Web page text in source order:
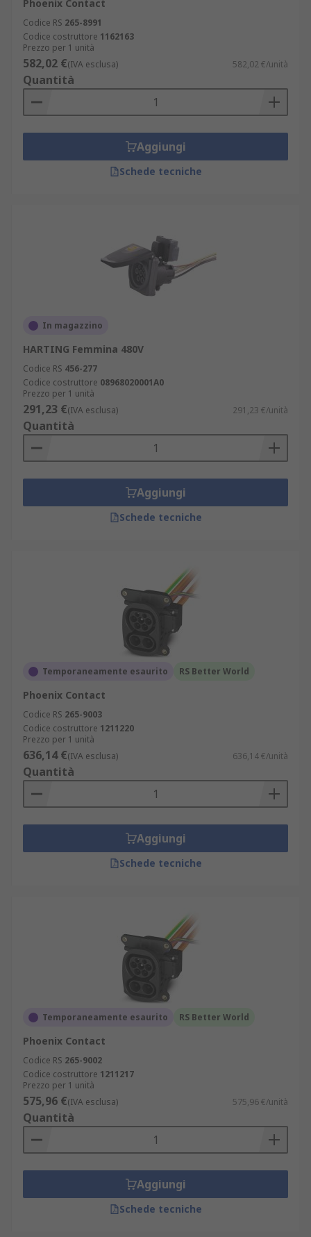
Phoenix Contact
Codice RS 265-8991
Codice costruttore 1162163
Prezzo per 1 unità
582,02 €(IVA esclusa) 582,02 €/unità
Quantità
Aggiungi
Schede tecniche
In magazzino
HARTING Femmina 480V
Codice RS 456-277
Codice costruttore 08968020001A0
Prezzo per 1 unità
291,23 €(IVA esclusa) 291,23 €/unità
Quantità
Aggiungi
Schede tecniche
Temporaneamente esaurito RS Better World
Phoenix Contact
Codice RS 265-9003
Codice costruttore 1211220
Prezzo per 1 unità
636,14 €(IVA esclusa) 636,14 €/unità
Quantità
Aggiungi
Schede tecniche
Temporaneamente esaurito RS Better World
Phoenix Contact
Codice RS 265-9002
Codice costruttore 1211217
Prezzo per 1 unità
575,96 €(IVA esclusa) 575,96 €/unità
Quantità
Aggiungi
Schede tecniche